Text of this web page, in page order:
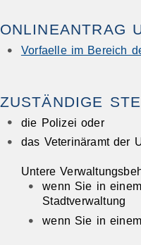
ONLINEANTRAG
Vorfaelle im Bereich
ZUSTÄNDIGE
die Polizei oder
das Veterinäramt der
Untere
wenn Sie in
Stadtverwaltung
wenn Sie in